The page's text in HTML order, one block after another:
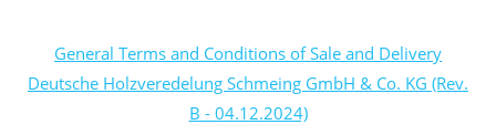
General Terms and Conditions of Sale and Delivery
Deutsche Holzveredelung Schmeing GmbH & Co. KG (Rev.
B - 04.12.2024)